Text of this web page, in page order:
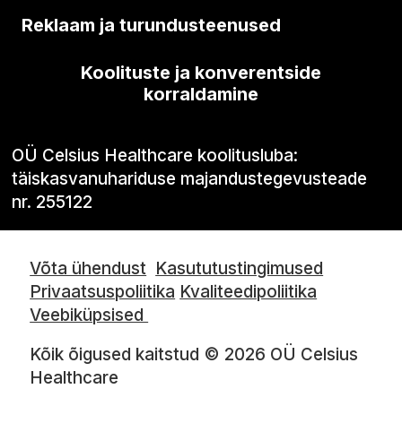
Reklaam ja turundusteenused
Koolituste ja konverentside
korraldamine
OÜ Celsius Healthcare koolitusluba:
täiskasvanuhariduse majandustegevusteade
nr. 255122
Võta ühendust Kasututustingimused
Privaatsuspoliitika Kvaliteedipoliitika
Veebiküpsised
Kõik õigused kaitstud © 2026 OÜ Celsius
Healthcare